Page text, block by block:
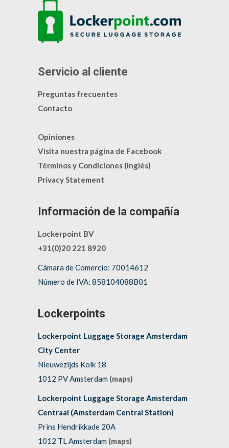
Servicio al cliente
Preguntas frecuentes
Contacto
Opiniones
Visita nuestra página de Facebook
Términos y Condiciones (Inglés)
Privacy Statement
Información de la compañía
Lockerpoint BV
+31(0)20 221 8920
Cámara de Comercio: 70014612
Número de IVA: 858104088B01
Lockerpoints
Lockerpoint Luggage Storage Amsterdam
City Center
Nieuwezijds Kolk 18
1012 PV Amsterdam (maps)
Lockerpoint Luggage Storage Amsterdam
Centraal (Amsterdam Central Station)
Prins Hendrikkade 20A
1012 TL Amsterdam (maps)